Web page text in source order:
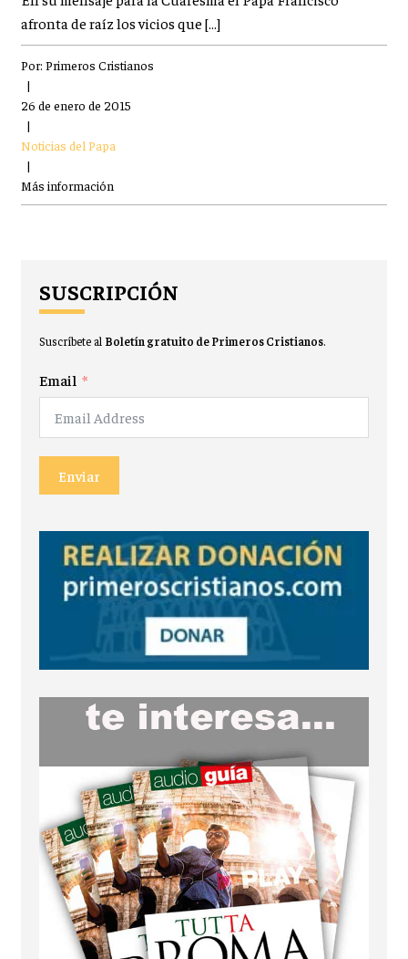
afronta de raíz los vicios que […]
Por: Primeros Cristianos
|
26 de enero de 2015
|
Noticias del Papa
|
Más información
SUSCRIPCIÓN
Suscríbete al Boletín gratuito de Primeros Cristianos.
Email
Enviar